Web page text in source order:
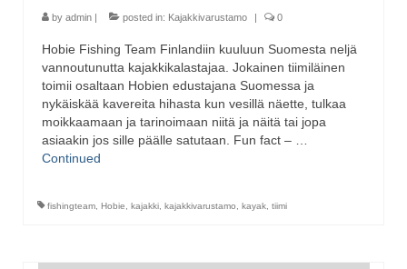
by admin posted in: Kajakkivarustamo 0
Hobie Fishing Team Finlandiin kuuluun Suomesta neljä
vannoutunutta kajakkikalastajaa. Jokainen tiimiläinen
toimii osaltaan Hobien edustajana Suomessa ja
nykäiskää kavereita hihasta kun vesillä näette, tulkaa
moikkaamaan ja tarinoimaan niitä ja näitä tai jopa
asiaakin jos sille päälle satutaan. Fun fact – …
Continued
fishingteam, Hobie, kajakki, kajakkivarustamo, kayak, tiimi